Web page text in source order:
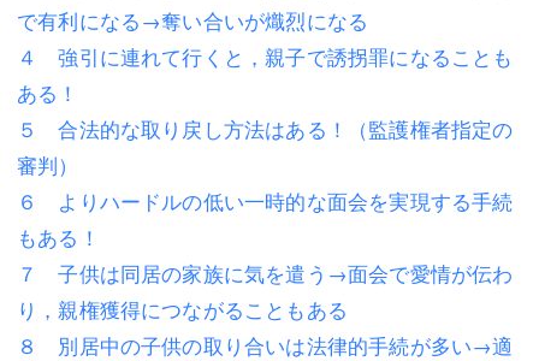
企業法務
労働問題（解雇，残業等）
刑事弁護
交通事故
不動産登記
商業登記
調査・書面作成
労働問題（解雇，残業等）
刑事弁護
交通事故
不動産登記
商業登記
調査・書面作成
債務整理
で有利になる→奪い合いが熾烈になる
４ 強引に連れて行くと，親子で誘拐罪になることも
ある！
５ 合法的な取り戻し方法はある！（監護権者指定の
審判）
６ よりハードルの低い一時的な面会を実現する手続
もある！
７ 子供は同居の家族に気を遣う→面会で愛情が伝わ
り，親権獲得につながることもある
８ 別居中の子供の取り合いは法律的手続が多い→適